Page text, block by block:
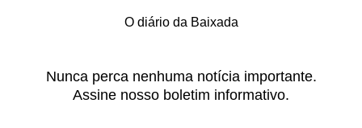
O diário da Baixada
Nunca perca nenhuma notícia importante.
Assine nosso boletim informativo.